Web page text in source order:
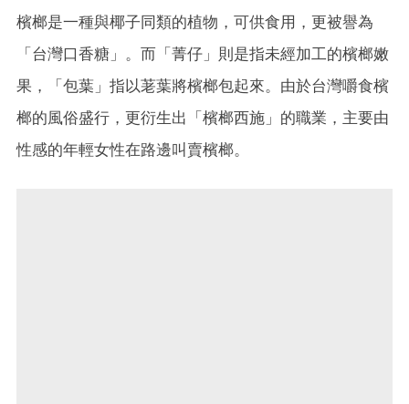
檳榔是一種與椰子同類的植物，可供食用，更被譽為
「台灣口香糖」。而「菁仔」則是指未經加工的檳榔嫩
果，「包葉」指以荖葉將檳榔包起來。由於台灣嚼食檳
榔的風俗盛行，更衍生出「檳榔西施」的職業，主要由
性感的年輕女性在路邊叫賣檳榔。